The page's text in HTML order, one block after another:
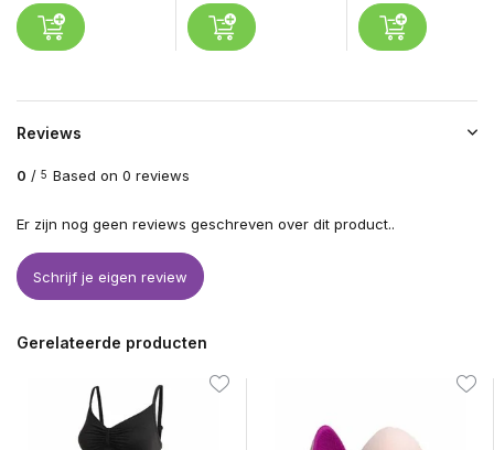
Reviews
0 / 5 Based on 0 reviews
Er zijn nog geen reviews geschreven over dit product..
Schrijf je eigen review
Gerelateerde producten